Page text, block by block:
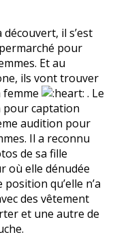
découvert, il s’est
pour
Et au
ils vont trouver
femme
. Le
pour captation
audition pour
Il a reconnu
de sa fille
où elle dénudée
qu’elle n’a
des vêtement
et une autre de